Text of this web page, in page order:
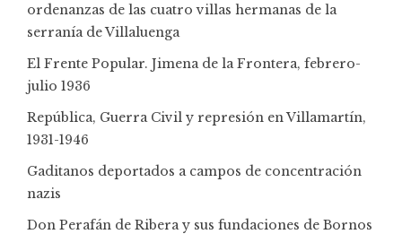
ordenanzas de las cuatro villas hermanas de la
serranía de Villaluenga
El Frente Popular. Jimena de la Frontera, febrero-
julio 1936
República, Guerra Civil y represión en Villamartín,
1931-1946
Gaditanos deportados a campos de concentración
nazis
Don Perafán de Ribera y sus fundaciones de Bornos